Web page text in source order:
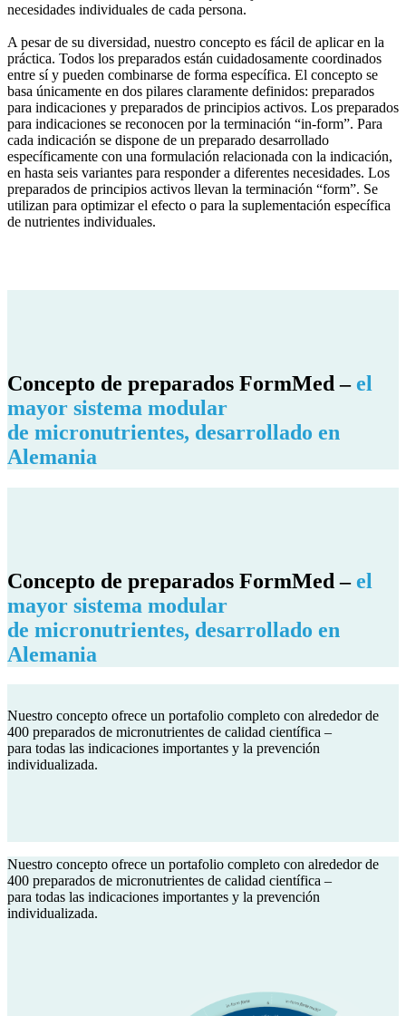
necesidades individuales de cada persona.
A pesar de su diversidad, nuestro concepto es fácil de aplicar en la
práctica. Todos los preparados están cuidadosamente coordinados
entre sí y pueden combinarse de forma específica. El concepto se
basa únicamente en dos pilares claramente definidos: preparados
para indicaciones y preparados de principios activos. Los preparados
para indicaciones se reconocen por la terminación “in-form”. Para
cada indicación se dispone de un preparado desarrollado
específicamente con una formulación relacionada con la indicación,
en hasta seis variantes para responder a diferentes necesidades. Los
preparados de principios activos llevan la terminación “form”. Se
utilizan para optimizar el efecto o para la suplementación específica
de nutrientes individuales.
Concepto de preparados FormMed –el
mayor sistema modular
de micronutrientes, desarrollado en
Alemania
Concepto de preparados FormMed –el
mayor sistema modular
de micronutrientes, desarrollado en
Alemania
Nuestro concepto ofrece un portafolio completo con alrededor de
400 preparados de micronutrientes de calidad científica –
para todas las indicaciones importantes y la prevención
individualizada.
Nuestro concepto ofrece un portafolio completo con alrededor de
400 preparados de micronutrientes de calidad científica –
para todas las indicaciones importantes y la prevención
individualizada.